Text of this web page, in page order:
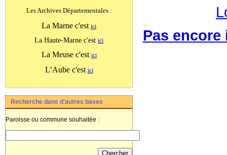
Les Archives Départementales :
La Marne c'est ici
La Haute-Marne c'est ici
La Meuse c'est ici
L’Aube c'est ici
Recherche dans d'autres bases
Paroisse ou commune souhaitée :
Pas